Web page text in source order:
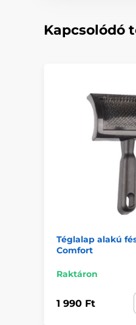
Kapcsolódó
Téglalap alakú
Comfort
Raktáron
1 990 Ft